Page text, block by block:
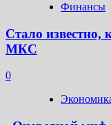
Финансы
Стало известно,
МКС
0